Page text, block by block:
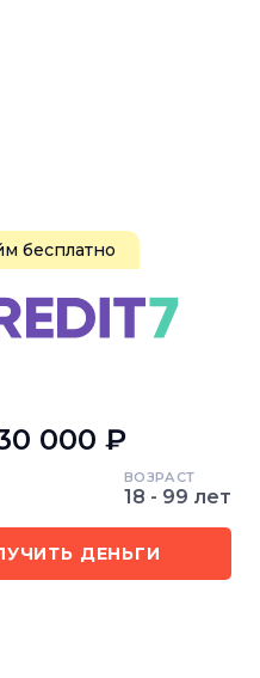
бесплатно
000 ₽
ВОЗРАСТ
18 - 99 лет
ДЕНЬГИ